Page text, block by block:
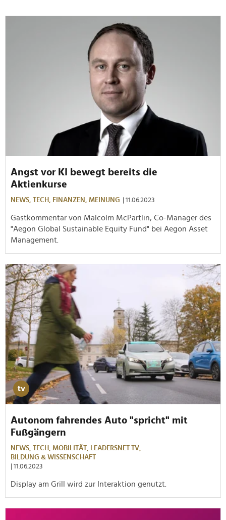
Angst vor KI bewegt bereits die
Aktienkurse
NEWS, TECH, FINANZEN, MEINUNG | 11.06.2023
Gastkommentar von Malcolm McPartlin, Co-Manager des
"Aegon Global Sustainable Equity Fund" bei Aegon Asset
Management.
Autonom fahrendes Auto "spricht" mit
Fußgängern
NEWS, TECH, MOBILITÄT,
LEADERSNET TV,
BILDUNG & WISSENSCHAFT
| 11.06.2023
Display am Grill wird zur Interaktion genutzt.